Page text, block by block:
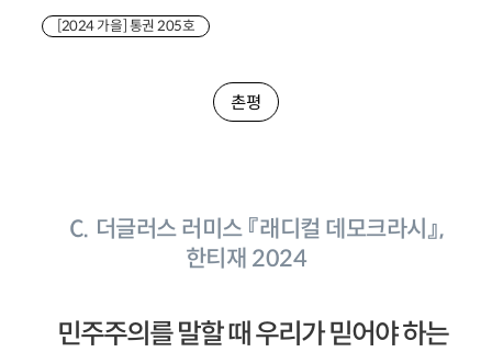
[2024 가을] 통권 205호
촌평
C. 더글러스 러미스 『래디컬 데모크라시』,
한티재 2024
민주주의를 말할 때 우리가 믿어야 하는